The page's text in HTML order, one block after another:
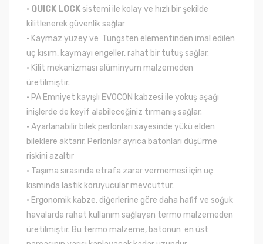
• QUICK LOCKsistemi ile kolay ve hızlı bir şekilde
kilitlenerek güvenlik sağlar
• Kaymaz yüzey ve Tungsten elementinden imal edilen
uç kısım, kaymayı engeller, rahat bir tutuş sağlar.
• Kilit mekanizması alüminyum malzemeden
üretilmiştir.
• PA Emniyet kayışlı EVOCON kabzesi ile yokuş aşağı
inişlerde de keyif alabileceğiniz tırmanış sağlar.
• Ayarlanabilir bilek perlonları sayesinde yükü elden
bileklere aktarır. Perlonlar ayrıca batonları düşürme
riskini azaltır
• Taşıma sırasında etrafa zarar vermemesi için uç
kısmında lastik koruyucular mevcuttur.
• Ergonomik kabze, diğerlerine göre daha hafif ve soğuk
havalarda rahat kullanım sağlayan termo malzemeden
üretilmiştir. Bu termo malzeme, batonun en üst